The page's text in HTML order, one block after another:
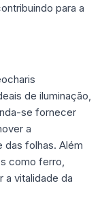
para a
de iluminação,
se fornecer
a
folhas. Além
como ferro,
a vitalidade da